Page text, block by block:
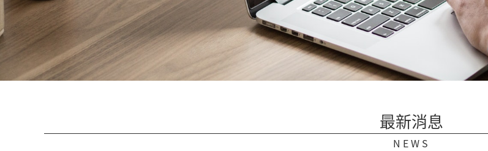
最新消息
NEWS